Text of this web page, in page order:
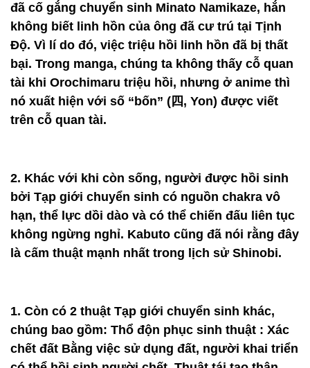
đã cố gắng chuyển sinh Minato Namikaze, hắn
không biết linh hồn của ông đã cư trú tại Tịnh
Độ. Vì lí do đó, việc triệu hồi linh hồn đã bị thất
bại. Trong manga, chúng ta không thấy cỗ quan
tài khi Orochimaru triệu hồi, nhưng ở anime thì
nó xuất hiện với số “bốn” (四, Yon) được viết
trên cỗ quan tài.
2. Khác với khi còn sống, người được hồi sinh
bởi Tạp giới chuyển sinh có nguồn chakra vô
hạn, thể lực dồi dào và có thể chiến đấu liên tục
không ngừng nghỉ. Kabuto cũng đã nói rằng đây
là cấm thuật mạnh nhất trong lịch sử Shinobi.
1. Còn có 2 thuật Tạp giới chuyển sinh khác,
chúng bao gồm: Thổ độn phục sinh thuật : Xác
chết đất Bằng việc sử dụng đất, người khai triển